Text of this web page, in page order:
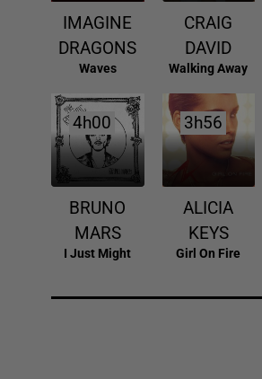
IMAGINE
DRAGONS
Waves
CRAIG
DAVID
Walking Away
4h00
4h00
BRUNO
MARS
I Just Might
3h56
3h56
ALICIA
KEYS
Girl On Fire